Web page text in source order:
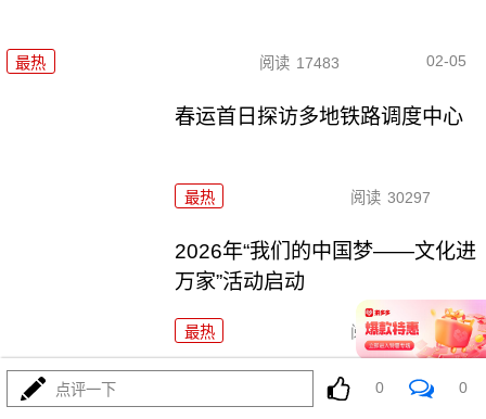
最热 阅读 17483 02-05
春运首日探访多地铁路调度中心
最热 阅读 30297
2026年“我们的中国梦——文化进
万家”活动启动
最热 阅读 24615
今年春运全社会跨区域人员流动
点评一下 0 0